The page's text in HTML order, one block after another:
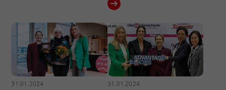
31.01.2024 31.01.2024